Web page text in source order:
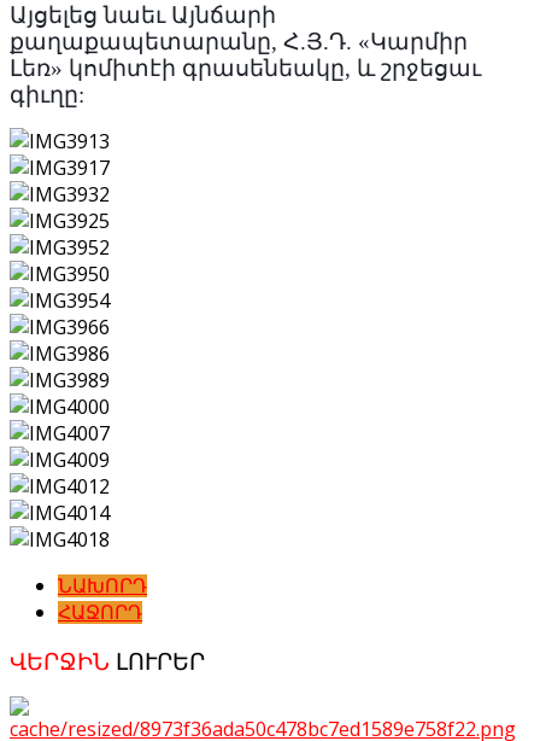
Այցելեց նաեւ Այնճարի
քաղաքապետարանը, Հ.Յ.Դ. «Կարմիր
Լեռ» կոմիտէի գրասենեակը, և շրջեցաւ
գիւղը:
ՆԱԽՈՐԴ
ՀԱՋՈՐԴ
ՎԵՐՋԻՆ ԼՈՒՐԵՐ